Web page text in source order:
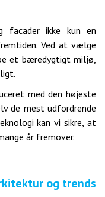
facader ikke kun en
Ved at vælge
et bæredygtigt miljø,
med den højeste
de mest udfordrende
kan vi sikre, at
år fremover.
og trends